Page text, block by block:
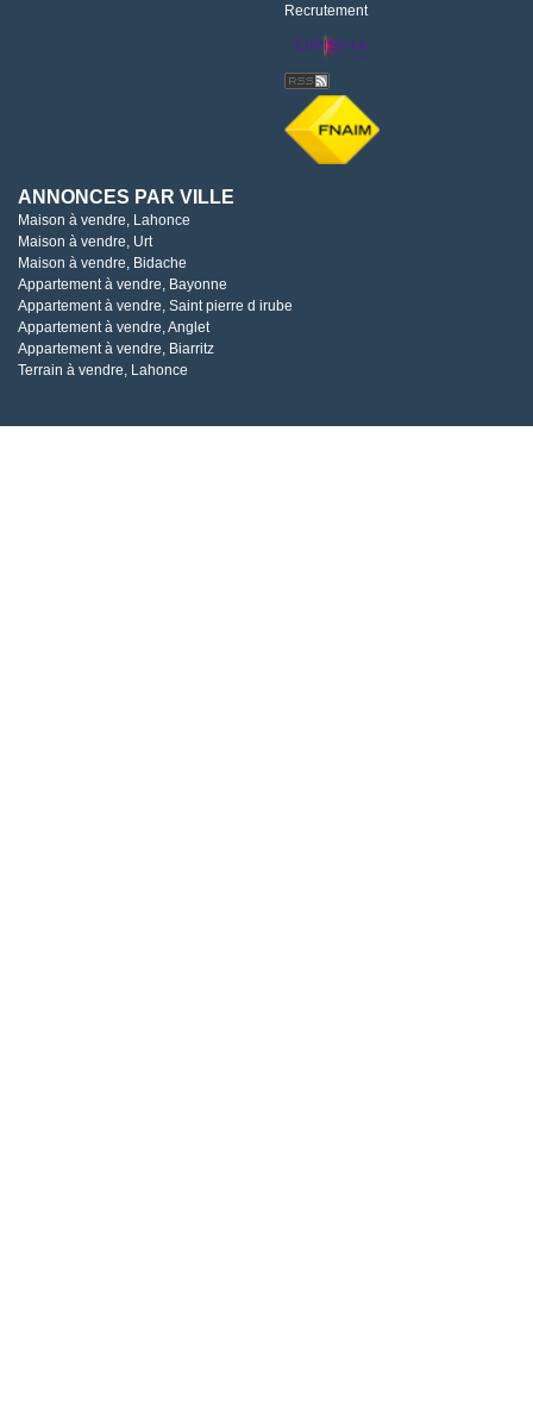
Recrutement
ANNONCES PAR VILLE
Maison à vendre, Lahonce
Maison à vendre, Urt
Maison à vendre, Bidache
Appartement à vendre, Bayonne
Appartement à vendre, Saint pierre d irube
Appartement à vendre, Anglet
Appartement à vendre, Biarritz
Terrain à vendre, Lahonce